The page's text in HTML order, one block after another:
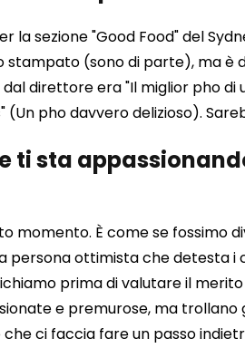
sezione "Good Food" del
stampato (sono di parte), ma è
direttore era "Il miglior pho di
(Un pho davvero delizioso).
ti sta
momento. È come se fossimo
persona ottimista che detesta
prima di valutare il
e premurose, ma
che ci faccia fare un passo